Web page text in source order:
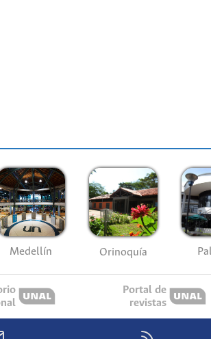
Medellín Orinoquía
Portal de
revistas